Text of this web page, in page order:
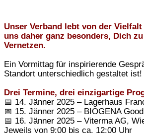
Unser Verband lebt von der
uns daher ganz besonders, Dich
Vernetzen.
Ein Vormittag für inspirierende
Standort unterschiedlich gestaltet ist!
Drei Termine, drei einzigartige
📅 14. Jänner 2025 – Lagerhaus
📅 15. Jänner 2025 – BIOGENA
📅 16. Jänner 2025 – Viterma AG,
Jeweils von 9:00 bis ca. 12:00 Uhr